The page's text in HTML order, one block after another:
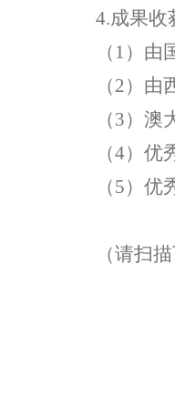
4.成果收
（ 1 ） 由
（2）由
（3）澳
（4） 优
（5） 优
（请扫